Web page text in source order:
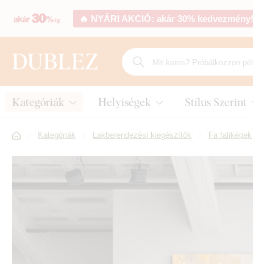
🔥 NYÁRI AKCIÓ: akár 30% kedvezmény!
Kategóriák Helyiségek Stílus Szerint
Kategóriák Lakberendezési kiegészítők Fa faliképek